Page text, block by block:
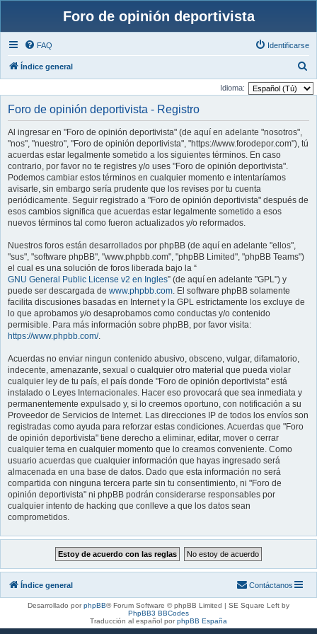
Foro de opinión deportivista
FAQ Identificarse
Índice general
u
Idioma:
Foro de opinión deportivista - Registro
Al ingresar en "Foro de opinión deportivista" (de aquí en adelante "nosotros",
"nos", "nuestro", "Foro de opinión deportivista", "https://www.forodepor.com"), tú
acuerdas estar legalmente sometido a los siguientes términos. En caso
contrario, por favor no te registres y/o uses "Foro de opinión deportivista".
Podemos cambiar estos términos en cualquier momento e intentaríamos
avisarte, sin embargo sería prudente que los revises por tu cuenta
periódicamente. Seguir registrado a "Foro de opinión deportivista" después de
esos cambios significa que acuerdas estar legalmente sometido a esos
nuevos términos tal como fueron actualizados y/o reformados.
Nuestros foros están desarrollados por phpBB (de aquí en adelante "ellos",
"sus", "software phpBB", "www.phpbb.com", "phpBB Limited", "phpBB Teams")
el cual es una solución de foros liberada bajo la “
GNU General Public License v2 en Ingles” (de aquí en adelante "GPL") y
puede ser descargada de www.phpbb.com. El software phpBB solamente
facilita discusiones basadas en Internet y la GPL estrictamente los excluye de
lo que aprobamos y/o desaprobamos como conductas y/o contenido
permisible. Para más información sobre phpBB, por favor visita:
https://www.phpbb.com/.
Acuerdas no enviar ningun contenido abusivo, obsceno, vulgar, difamatorio,
indecente, amenazante, sexual o cualquier otro material que pueda violar
cualquier ley de tu país, el país donde "Foro de opinión deportivista" está
instalado o Leyes Internacionales. Hacer eso provocará que sea inmediata y
permanentemente expulsado y, si lo creemos oportuno, con notificación a su
Proveedor de Servicios de Internet. Las direcciones IP de todos los envíos son
registradas como ayuda para reforzar estas condiciones. Acuerdas que "Foro
de opinión deportivista" tiene derecho a eliminar, editar, mover o cerrar
cualquier tema en cualquier momento que lo creamos conveniente. Como
usuario acuerdas que cualquier información que hayas ingresado será
almacenada en una base de datos. Dado que esta información no será
compartida con ninguna tercera parte sin tu consentimiento, ni "Foro de
opinión deportivista" ni phpBB podrán considerarse responsables por
cualquier intento de hacking que conlleve a que los datos sean
comprometidos.
Índice general Contáctanos
Desarrollado porphpBB® Forum Software © phpBB Limited | SE Square Left by
PhpBB3 BBCodes
Traducción al español porphpBB España